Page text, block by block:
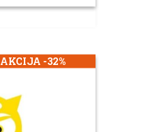
AKCIJA -32%